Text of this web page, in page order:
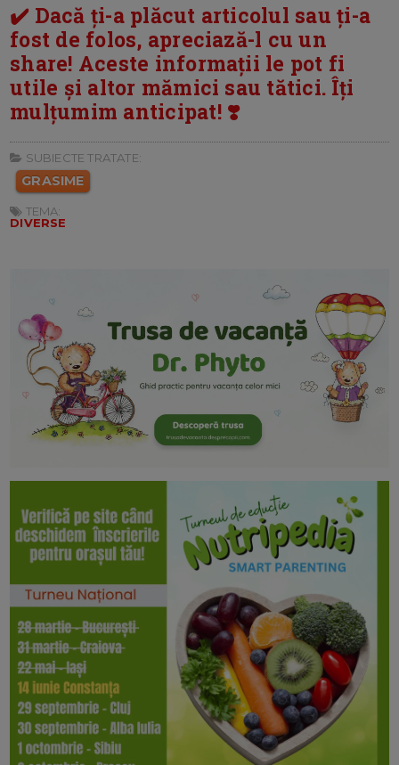
✔️ Dacă ți-a plăcut articolul sau ți-a
fost de folos, apreciază-l cu un
share! Aceste informații le pot fi
utile și altor mămici sau tătici. Îți
mulțumim anticipat! ❣️
SUBIECTE TRATATE:
GRASIME
TEMA:
DIVERSE